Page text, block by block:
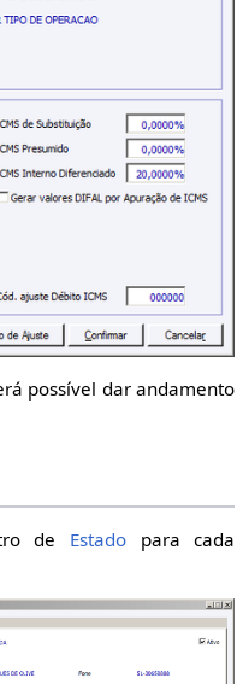
possível dar andamento
de Estadopara cada